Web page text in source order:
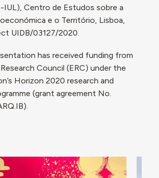
IUL), Centro de Estudos sobre a
e o Território, Lisboa,
UIDB/03127/2020.
has received funding from
Council (ERC) under the
Horizon 2020 research and
(grant agreement No.